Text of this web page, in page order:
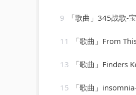
9 「歌曲」345战歌-
11 「歌曲」From This
13 「歌曲」Finders
15 「歌曲」